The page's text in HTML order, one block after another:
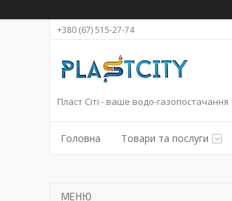
+380 (67) 515-27-74
Пласт Сіті - ваше водо-газопостачання
Головна Товари та послуги